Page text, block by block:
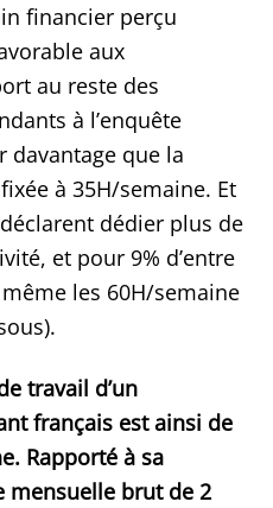
financier perçu
aux
au reste des
à l’enquête
que la
à 35H/semaine. Et
dédier plus de
et pour 9% d’entre
les 60H/semaine
travail d’un
français est ainsi de
Rapporté à sa
mensuelle brut de 2